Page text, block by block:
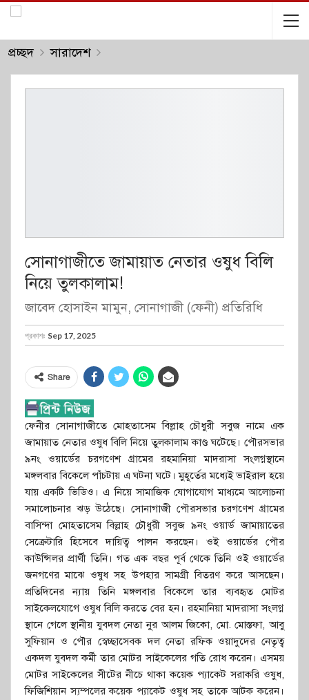
প্রচ্ছদ সারাদেশ
সোনাগাজীতে জামায়াত নেতার ওষুধ বিলি
নিয়ে তুলকালাম!
জাবেদ হোসাইন মামুন, সোনাগাজী (ফেনী) প্রতিরিধি
প্রকাশঃ Sep 17, 2025
Share
ফেনীর সোনাগাজীতে মোহতাসেম বিল্লাহ চৌধুরী সবুজ নামে এক
জামায়াত নেতার ওষুধ বিলি নিয়ে তুলকালাম কাণ্ড ঘটেছে। পৌরসভার
৯নং ওয়ার্ডের চরগণেশ গ্রামের রহমানিয়া মাদরাসা সংলগ্নস্থানে
মঙ্গলবার বিকেলে পাঁচটায় এ ঘটনা ঘটে। মুহূর্তের মধ্যেই ভাইরাল হয়ে
যায় একটি ভিডিও। এ নিয়ে সামাজিক যোগাযোগ মাধ্যমে আলোচনা
সমালোচনার ঝড় উঠেছে। সোনাগাজী পৌরসভার চরগণেশ গ্রামের
বাসিন্দা মোহতাসেম বিল্লাহ চৌধুরী সবুজ ৯নং ওয়ার্ড জামায়াতের
সেক্রেটারি হিসেবে দায়িত্ব পালন করছেন। ওই ওয়ার্ডের পৌর
কাউন্সিলর প্রার্থী তিনি। গত এক বছর পূর্ব থেকে তিনি ওই ওয়ার্ডের
জনগণের মাঝে ওষুধ সহ উপহার সামগ্রী বিতরণ করে আসছেন।
প্রতিদিনের ন্যায় তিনি মঙ্গলবার বিকেলে তার ব্যবহৃত মোটর
সাইকেলযোগে ওষুধ বিলি করতে বের হন। রহমানিয়া মাদরাসা সংলগ্ন
স্থানে গেলে স্থানীয় যুবদল নেতা নুর আলম জিকো, মো. মোস্তফা, আবু
সুফিয়ান ও পৌর স্বেচ্ছাসেবক দল নেতা রফিক ওয়াদুদের নেতৃত্ব
একদল যুবদল কর্মী তার মোটর সাইকেলের গতি রোধ করেন। এসময়
মোটর সাইকেলের সীটের নীচে থাকা কয়েক প্যাকেট সরাকরি ওষুধ,
ফিজিশিয়ান স্যম্পলের কয়েক প্যাকেট ওষুধ সহ তাকে আটক করেন।